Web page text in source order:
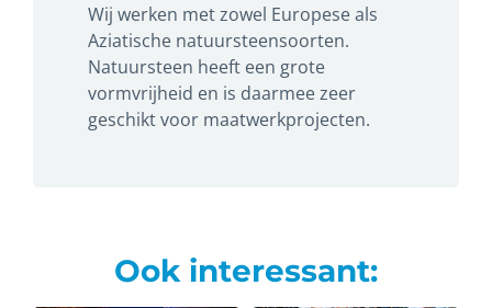
Wij werken met zowel Europese als
Aziatische natuursteensoorten.
Natuursteen heeft een grote
vormvrijheid en is daarmee zeer
geschikt voor maatwerkprojecten.
Ook interessant: